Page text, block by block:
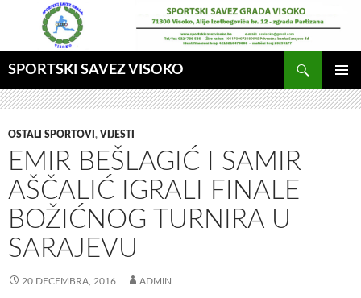
SPORTSKI SAVEZ VISOKO
GLAVNI
MENI
OSTALI SPORTOVI , VIJESTI
EMIR BEŠLAGIĆ I SAMIR
AŠČALIĆ IGRALI FINALE
BOŽIĆNOG TURNIRA U
SARAJEVU
20 DECEMBRA, 2016 ADMIN